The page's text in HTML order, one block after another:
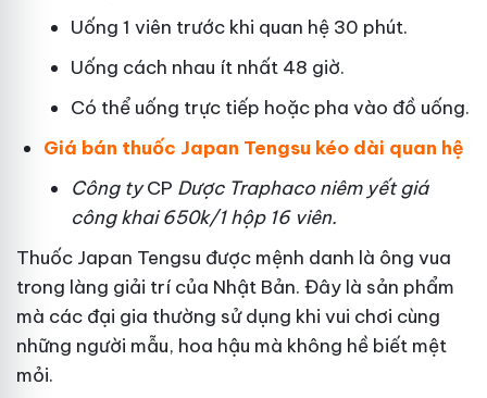
Uống 1 viên trước khi quan hệ 30 phút.
Uống cách nhau ít nhất 48 giờ.
Có thể uống trực tiếp hoặc pha vào đồ uống.
Giá bán thuốc Japan Tengsu kéo dài quan hệ
Công tyCP Dược Traphaconiêm yết giá
công khai 650k/1 hộp 16 viên.
Thuốc Japan Tengsu được mệnh danh là ông vua
trong làng giải trí của Nhật Bản. Đây là sản phẩm
mà các đại gia thường sử dụng khi vui chơi cùng
những người mẫu, hoa hậu mà không hề biết mệt
mỏi.